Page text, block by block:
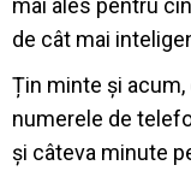
mai ales pentru
de cât mai
Țin minte și
numerele de
și câteva minute